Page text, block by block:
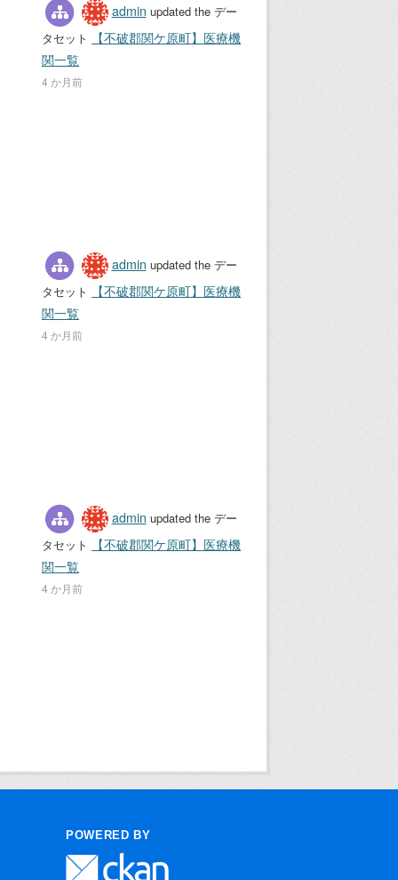
admin updated the デー
タセット
【不破郡関ケ原町】医療機
関一覧
4 か月前
admin updated the デー
タセット
【不破郡関ケ原町】医療機
関一覧
4 か月前
admin updated the デー
タセット
【不破郡関ケ原町】医療機
関一覧
4 か月前
POWERED BY